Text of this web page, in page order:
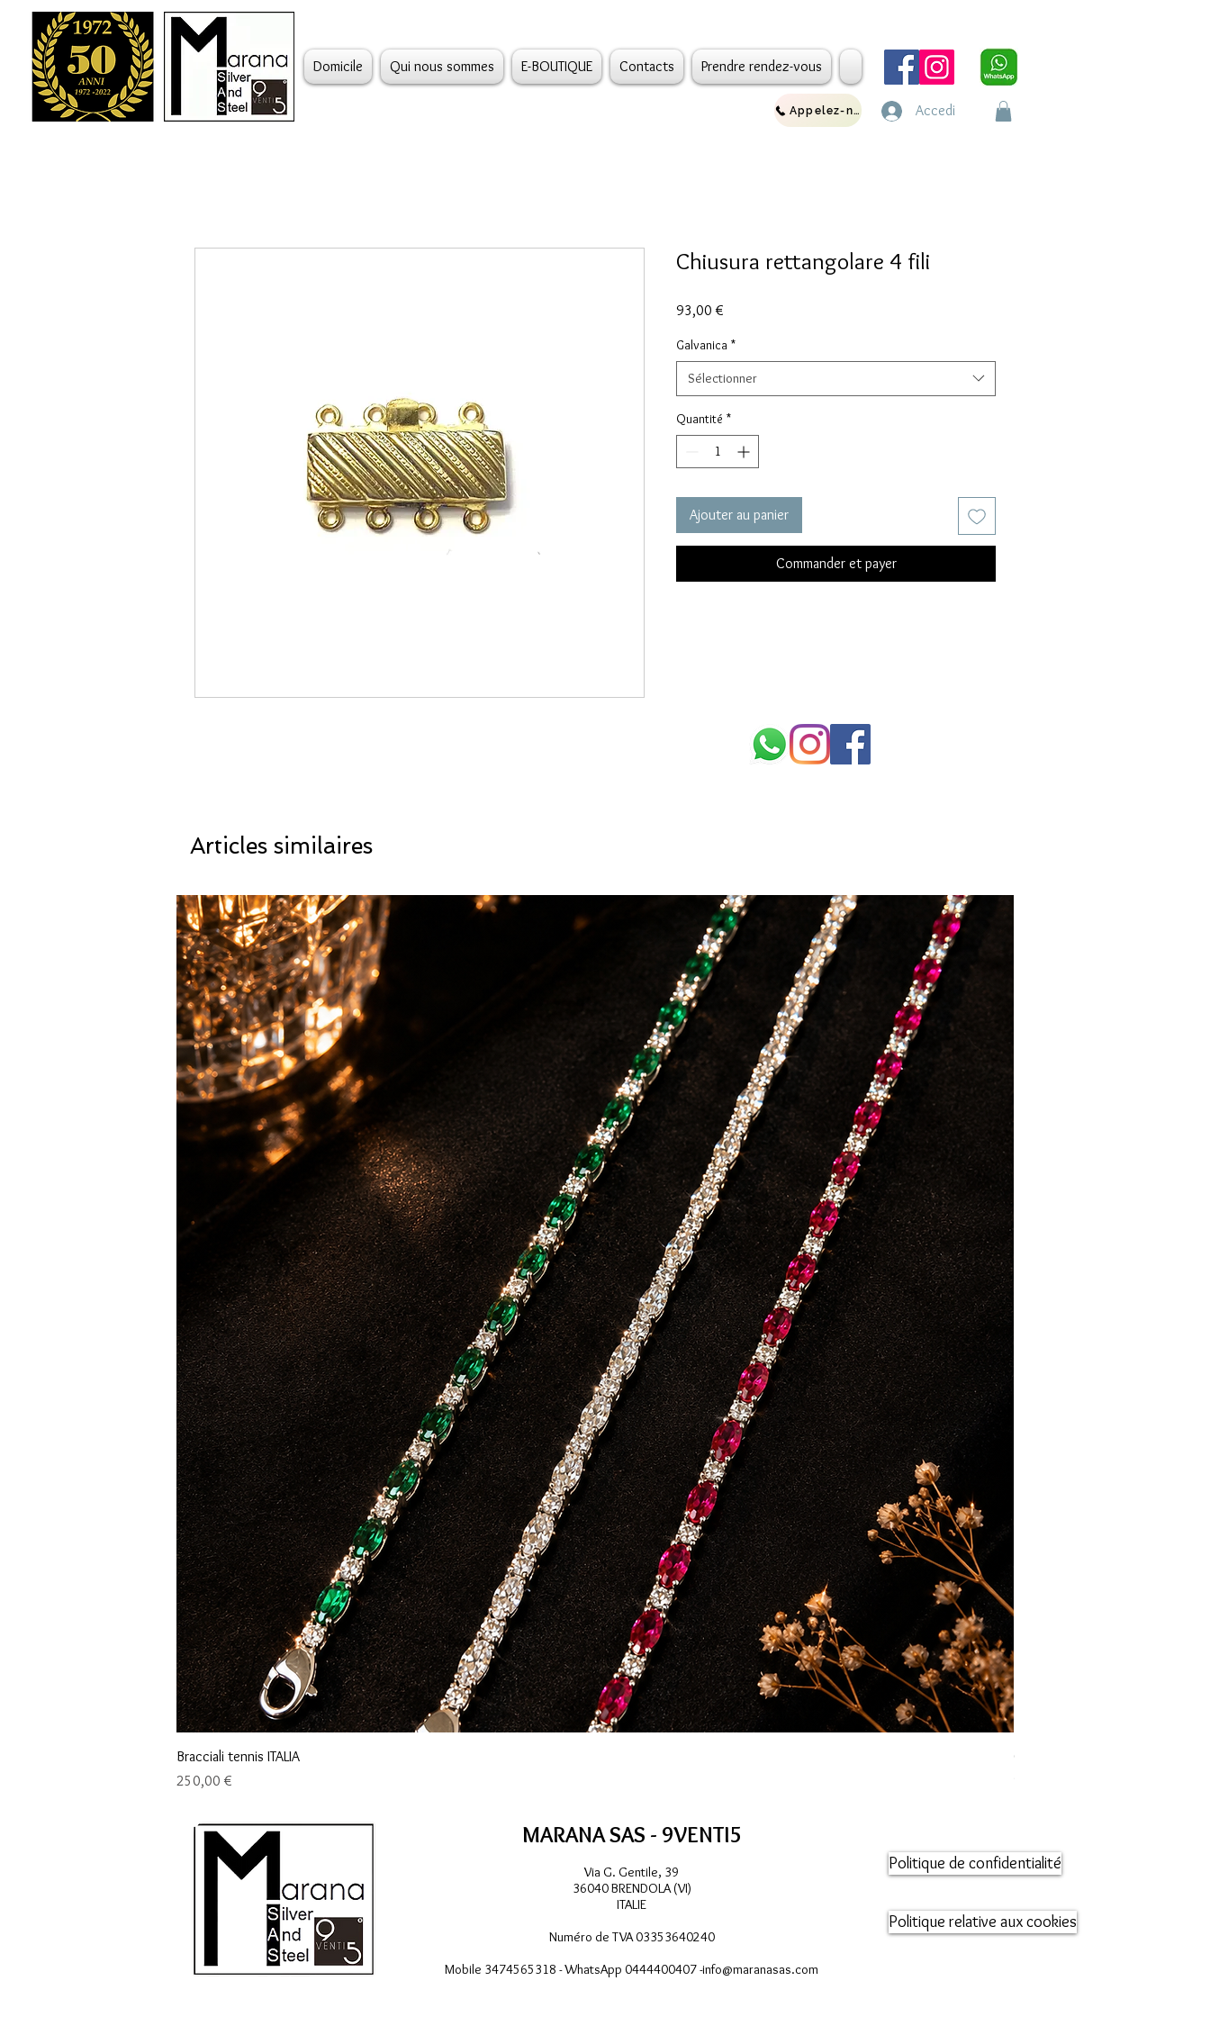
Domicile Qui nous sommes E-BOUTIQUE Contacts Prendre rendez-vous
Appelez-nous Accedi
Chiusura rettangolare 4 fili
93,00 €
Galvanica *
Sélectionner
Quantité *
Ajouter au panier
Commander et payer
Articles similaires
Bracciali tennis ITALIA
Prix
250,00 €
Orecchini maglia marina
MARANA SAS - 9VENTI5
Via G. Gentile, 39
36040 BRENDOLA (VI)
ITALIE
Numéro de TVA 03353640240
Mobile 3474565318 - WhatsApp 0444400407 -info@maranasas.com
Politique de confidentialité
Politique relative aux cookies